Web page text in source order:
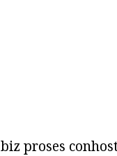
biz proses